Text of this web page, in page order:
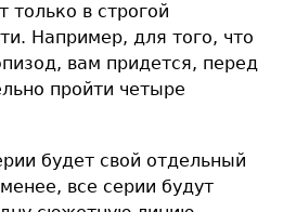
только в строгой
Например, для того, что
вам придется, перед
пройти четыре
будет свой отдельный
все серии будут